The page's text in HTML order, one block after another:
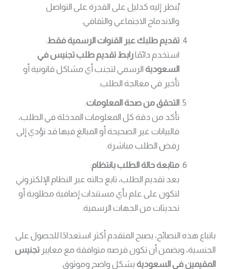
يُنظر إليه كدليل على القدرة على التواصل
والاندماج الاجتماعي والثقافي.
تقديم طلبك عبر القنوات الرسمية فقط:
استخدم دائمًارابط تقديم طلب تجنيس في
السعودية الرسمي لتجنب أي مشاكل قانونية أو
تأخير في معالجة الطلب.
التحقق من صحة المعلومات:
تأكد من دقة كل المعلومات المدخلة في الطلب،
فالبيانات غير الصحيحة أو المبالغ فيها قد تؤدي إلى
رفض الطلب مباشرة.
متابعة حالة الطلب بانتظام:
بعد تقديم الطلب، تابع حالته عبر النظام الإلكتروني
لتكون على علم بأي مستندات إضافية مطلوبة أو
تحديثات من الجهات الرسمية.
باتباع هذه النصائح، يصبح المتقدم أكثر استعدادًا للحصول على
الجنسية، ويضمن أن تكون فرصه متوافقة مع معاييرتجنيس
المقيمين في السعودية بشكل واضح وموثوق.